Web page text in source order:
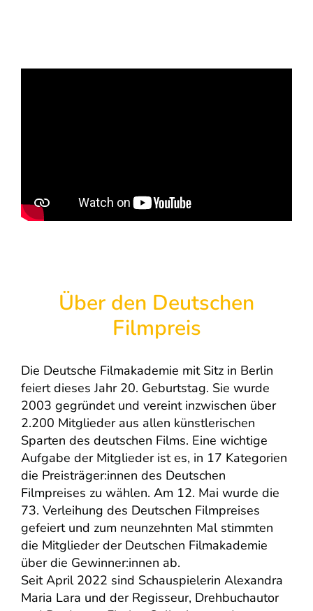
Über den Deutschen
Filmpreis
Die Deutsche Filmakademie mit Sitz in Berlin
feiert dieses Jahr 20. Geburtstag. Sie wurde
2003 gegründet und vereint inzwischen über
2.200 Mitglieder aus allen künstlerischen
Sparten des deutschen Films. Eine wichtige
Aufgabe der Mitglieder ist es, in 17 Kategorien
die Preisträger:innen des Deutschen
Filmpreises zu wählen. Am 12. Mai wurde die
73. Verleihung des Deutschen Filmpreises
gefeiert und zum neunzehnten Mal stimmten
die Mitglieder der Deutschen Filmakademie
über die Gewinner:innen ab.
Seit April 2022 sind Schauspielerin Alexandra
Maria Lara und der Regisseur, Drehbuchautor